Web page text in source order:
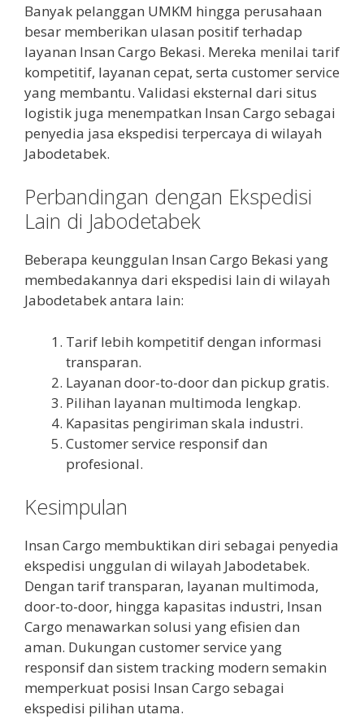
Banyak pelanggan UMKM hingga perusahaan
besar memberikan ulasan positif terhadap
layanan Insan Cargo Bekasi. Mereka menilai tarif
kompetitif, layanan cepat, serta customer service
yang membantu. Validasi eksternal dari situs
logistik juga menempatkan Insan Cargo sebagai
penyedia jasa ekspedisi terpercaya di wilayah
Jabodetabek.
Perbandingan dengan Ekspedisi
Lain di Jabodetabek
Beberapa keunggulan Insan Cargo Bekasi yang
membedakannya dari ekspedisi lain di wilayah
Jabodetabek antara lain:
Tarif lebih kompetitif dengan informasi
transparan.
Layanan door-to-door dan pickup gratis.
Pilihan layanan multimoda lengkap.
Kapasitas pengiriman skala industri.
Customer service responsif dan
profesional.
Kesimpulan
Insan Cargo membuktikan diri sebagai penyedia
ekspedisi unggulan di wilayah Jabodetabek.
Dengan tarif transparan, layanan multimoda,
door-to-door, hingga kapasitas industri, Insan
Cargo menawarkan solusi yang efisien dan
aman. Dukungan customer service yang
responsif dan sistem tracking modern semakin
memperkuat posisi Insan Cargo sebagai
ekspedisi pilihan utama.